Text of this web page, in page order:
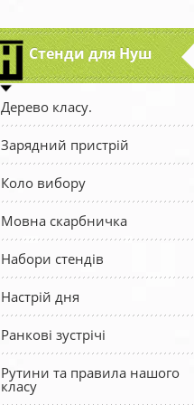
Стенди для Нуш
Дерево класу.
Зарядний пристрій
Коло вибору
Мовна скарбничка
Набори стендів
Настрій дня
Ранкові зустрічі
Рутини та правила нашого
класу